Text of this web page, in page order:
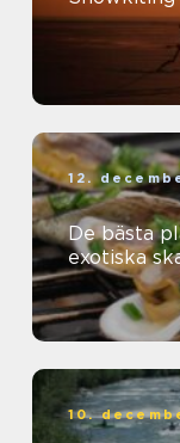
12.
De bästa
exotiska
10.